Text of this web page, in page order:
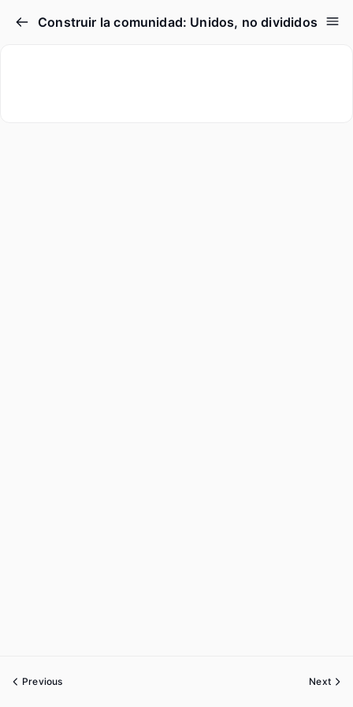
Construir la comunidad: Unidos, no divididos
Previous Next